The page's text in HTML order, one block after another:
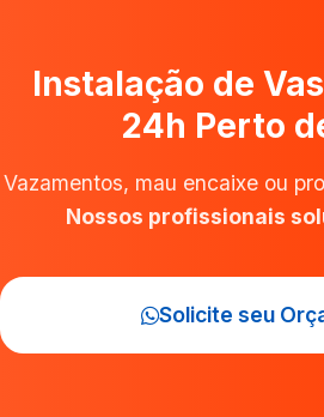
Instalação de
24h Perto
Vazamentos, mau encaixe ou
Nossos profissionais
Solicite seu